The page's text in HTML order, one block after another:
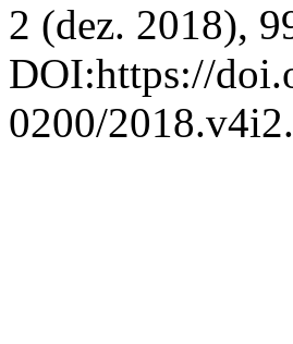
2 (dez. 2018),
DOI:https://
0200/